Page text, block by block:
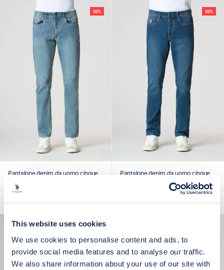
This website uses cookies
We use cookies to personalise content and ads, to
provide social media features and to analyse our traffic.
We also share information about your use of our site with
30%
Pantalone denim da uomo cinque
Prezzo scontato
€48,30
30%
Pantalone denim da uomo cinque
30%